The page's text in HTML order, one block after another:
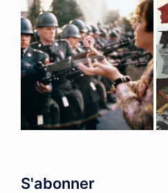
S'abonner